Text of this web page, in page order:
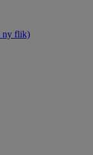
ny flik)